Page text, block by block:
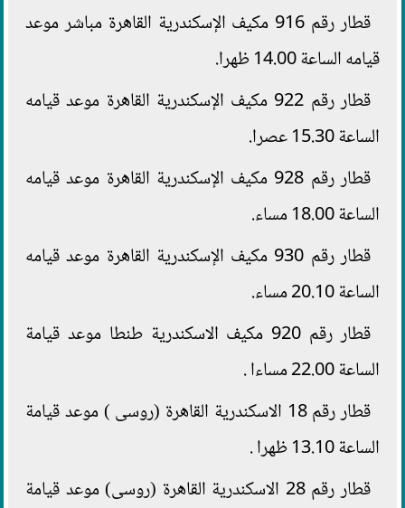
قطار رقم 916 مكيف الإسكندرية القاهرة مباشر موعد
قيامه الساعة 14.00 ظهرا.
قطار رقم 922 مكيف الإسكندرية القاهرة موعد قيامه
الساعة 15.30 عصرا.
قطار رقم 928 مكيف الإسكندرية القاهرة موعد قيامه
الساعة 18.00 مساء.
قطار رقم 930 مكيف الإسكندرية القاهرة موعد قيامه
الساعة 20.10 مساء.
قطار رقم 920 مكيف الاسكندرية طنطا موعد قيامة
الساعة 22.00 مساءا .
قطار رقم 18 الاسكندرية القاهرة (روسى ) موعد قيامة
الساعة 13.10 ظهرا .
قطار رقم 28 الاسكندرية القاهرة (روسى) موعد قيامة